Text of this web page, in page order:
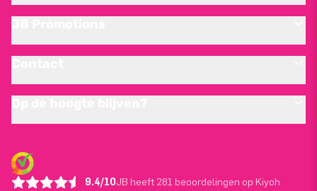
9.4/10JB heeft 281 beoordelingen op Kiyoh